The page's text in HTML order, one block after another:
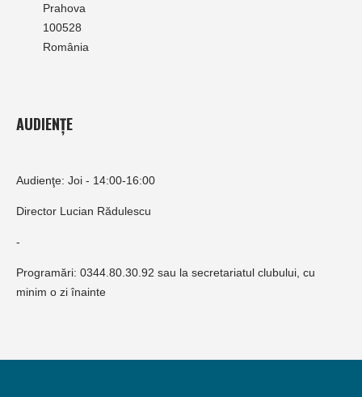
Prahova
100528
România
AUDIENȚE
Audienţe: Joi - 14:00-16:00
Director Lucian Rădulescu
-
Programări: 0344.80.30.92 sau la secretariatul clubului, cu
minim o zi înainte